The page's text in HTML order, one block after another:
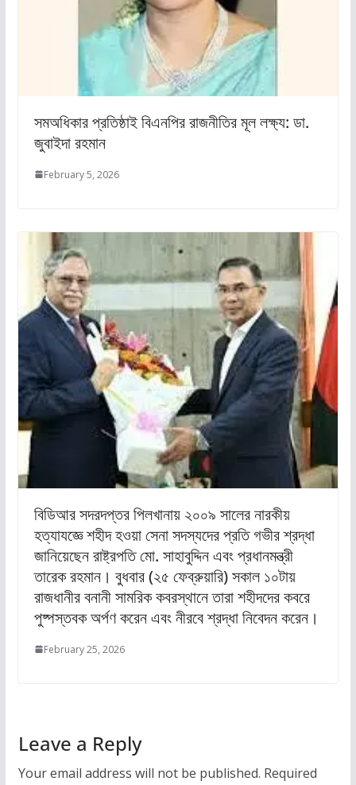
সমঅধিকার প্রতিষ্ঠাই বিএনপির রাজনীতির মূল লক্ষ্য: ডা.
জুবাইদা রহমান
February 5, 2026
বিডিআর সদরদপ্তর পিলখানায় ২০০৯ সালের নারকীয়
হত্যাযজ্ঞে শহীদ হওয়া সেনা সদস্যদের প্রতি গভীর শ্রদ্ধা
জানিয়েছেন রাষ্ট্রপতি মো. সাহাবুদ্দিন এবং প্রধানমন্ত্রী
তারেক রহমান। বুধবার (২৫ ফেব্রুয়ারি) সকাল ১০টায়
রাজধানীর বনানী সামরিক কবরস্থানে তারা শহীদদের কবরে
পুষ্পস্তবক অর্পণ করেন এবং নীরবে শ্রদ্ধা নিবেদন করেন।
February 25, 2026
Leave a Reply
Your email address will not be published. Required